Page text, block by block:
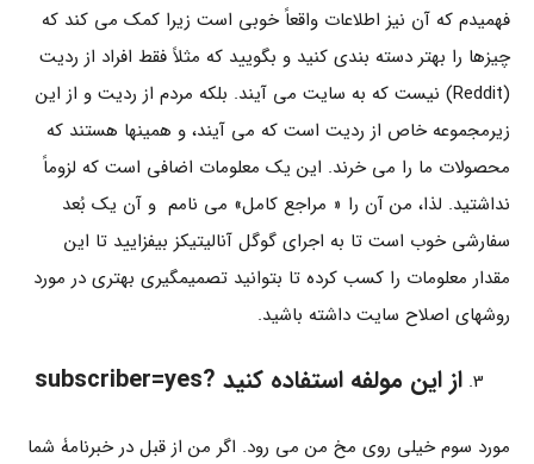
فهمیدم که آن نیز اطلاعات واقعاً خوبی است زیرا کمک می کند که
چیزها را بهتر دسته بندی کنید و بگویید که مثلاً فقط افراد از ردیت
(Reddit) نیست که به سایت می آیند. بلکه مردم از ردیت و از این
زیرمجموعه خاص از ردیت است که می آیند، و همینها هستند که
محصولات ما را می خرند. این یک معلومات اضافی است که لزوماً
نداشتید. لذا، من آن را « مراجع کامل» می نامم و آن یک بُعد
سفارشی خوب است تا به اجرای گوگل آنالیتیکز بیفزایید تا این
مقدار معلومات را کسب کرده تا بتوانید تصمیمگیری بهتری در مورد
روشهای اصلاح سایت داشته باشید.
از این مولفه استفاده کنید ?subscriber=yes
مورد سوم خیلی روی مخ من می رود. اگر من از قبل در خبرنامۀ شما